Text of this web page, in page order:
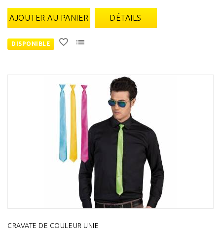
AJOUTER AU PANIER DÉTAILS
DISPONIBLE
CRAVATE DE COULEUR UNIE